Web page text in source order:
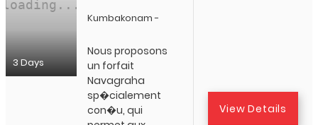
3 Days
Kumbakonam -
Nous proposons
un forfait
Navagraha
sp�cialement
con�u, qui
View Details